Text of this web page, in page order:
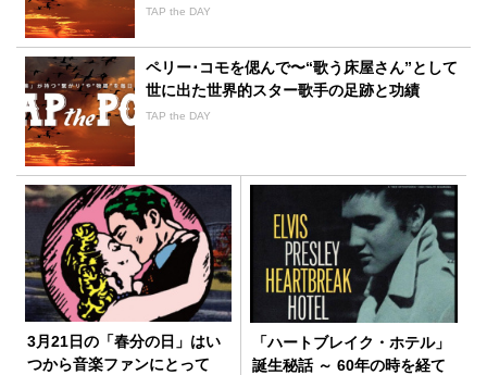
TAP the DAY
ペリー･コモを偲んで〜“歌う床屋さん”として
世に出た世界的スター歌手の足跡と功績
TAP the DAY
3月21日の「春分の日」はい
つから音楽ファンにとって
「ハートブレイク・ホテル」
誕生秘話 ～ 60年の時を経て